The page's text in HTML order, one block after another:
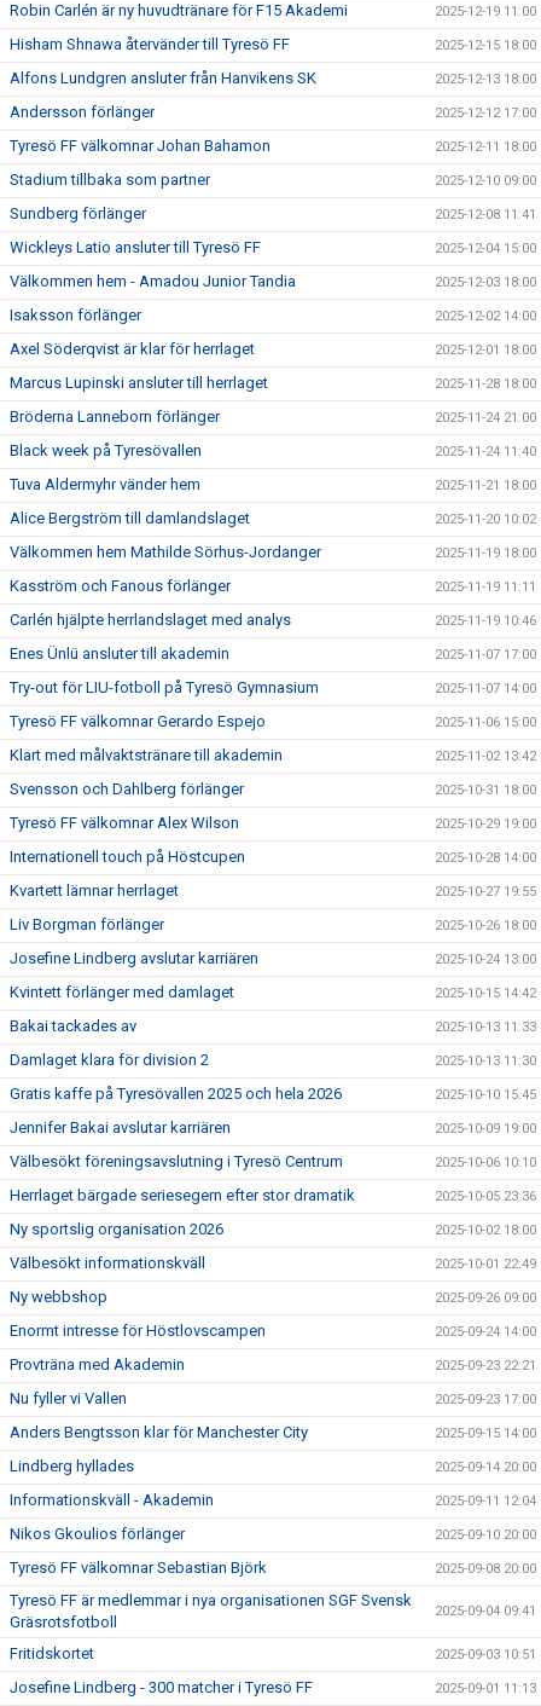
Robin Carlén är ny huvudtränare för F15 Akademi 2025-12-19 11:00
Hisham Shnawa återvänder till Tyresö FF 2025-12-15 18:00
Alfons Lundgren ansluter från Hanvikens SK 2025-12-13 18:00
Andersson förlänger 2025-12-12 17:00
Tyresö FF välkomnar Johan Bahamon 2025-12-11 18:00
Stadium tillbaka som partner 2025-12-10 09:00
Sundberg förlänger 2025-12-08 11:41
Wickleys Latio ansluter till Tyresö FF 2025-12-04 15:00
Välkommen hem - Amadou Junior Tandia 2025-12-03 18:00
Isaksson förlänger 2025-12-02 14:00
Axel Söderqvist är klar för herrlaget 2025-12-01 18:00
Marcus Lupinski ansluter till herrlaget 2025-11-28 18:00
Bröderna Lanneborn förlänger 2025-11-24 21:00
Black week på Tyresövallen 2025-11-24 11:40
Tuva Aldermyhr vänder hem 2025-11-21 18:00
Alice Bergström till damlandslaget 2025-11-20 10:02
Välkommen hem Mathilde Sörhus-Jordanger 2025-11-19 18:00
Kasström och Fanous förlänger 2025-11-19 11:11
Carlén hjälpte herrlandslaget med analys 2025-11-19 10:46
Enes Ünlü ansluter till akademin 2025-11-07 17:00
Try-out för LIU-fotboll på Tyresö Gymnasium 2025-11-07 14:00
Tyresö FF välkomnar Gerardo Espejo 2025-11-06 15:00
Klart med målvaktstränare till akademin 2025-11-02 13:42
Svensson och Dahlberg förlänger 2025-10-31 18:00
Tyresö FF välkomnar Alex Wilson 2025-10-29 19:00
Internationell touch på Höstcupen 2025-10-28 14:00
Kvartett lämnar herrlaget 2025-10-27 19:55
Liv Borgman förlänger 2025-10-26 18:00
Josefine Lindberg avslutar karriären 2025-10-24 13:00
Kvintett förlänger med damlaget 2025-10-15 14:42
Bakai tackades av 2025-10-13 11:33
Damlaget klara för division 2 2025-10-13 11:30
Gratis kaffe på Tyresövallen 2025 och hela 2026 2025-10-10 15:45
Jennifer Bakai avslutar karriären 2025-10-09 19:00
Välbesökt föreningsavslutning i Tyresö Centrum 2025-10-06 10:10
Herrlaget bärgade seriesegern efter stor dramatik 2025-10-05 23:36
Ny sportslig organisation 2026 2025-10-02 18:00
Välbesökt informationskväll 2025-10-01 22:49
Ny webbshop 2025-09-26 09:00
Enormt intresse för Höstlovscampen 2025-09-24 14:00
Provträna med Akademin 2025-09-23 22:21
Nu fyller vi Vallen 2025-09-23 17:00
Anders Bengtsson klar för Manchester City 2025-09-15 14:00
Lindberg hyllades 2025-09-14 20:00
Informationskväll - Akademin 2025-09-11 12:04
Nikos Gkoulios förlänger 2025-09-10 20:00
Tyresö FF välkomnar Sebastian Björk 2025-09-08 20:00
Tyresö FF är medlemmar i nya organisationen SGF Svensk
Gräsrotsfotboll
2025-09-04 09:41
Fritidskortet 2025-09-03 10:51
Josefine Lindberg - 300 matcher i Tyresö FF 2025-09-01 11:13